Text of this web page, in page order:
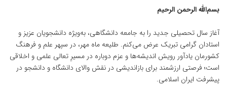
بسم‌الله الرحمن الرحیم
آغاز سال تحصیلی جدید را به جامعه دانشگاهی، به‌ویژه دانشجویان عزیز و
استادان گرامی تبریک عرض می‌کنم. طلیعه ماه مهر، در سپهر علم و فرهنگ
کشورمان یادآور رویش اندیشه‌ها و عزم دوباره در مسیرِ تعالی علمی و اخلاقی
است؛ فرصتی ارزشمند برای بازاندیشی در نقش والای دانشگاه و دانشجو در
پیشرفت ایران اسلامی.